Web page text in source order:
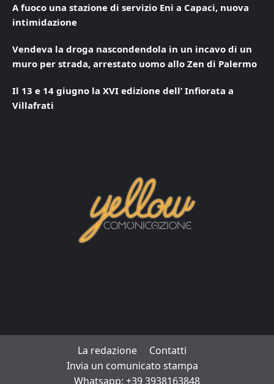
A fuoco una stazione di servizio Eni a Capaci, nuova
intimidazione
Vendeva la droga nascondendola in un incavo di un
muro per strada, arrestato uomo allo Zen di Palermo
Il 13 e 14 giugno la XVI edizione dell’ Infiorata a
Villafrati
La redazione
Contatti
Invia un comunicato stampa
Whatsapp: +39 3938163848